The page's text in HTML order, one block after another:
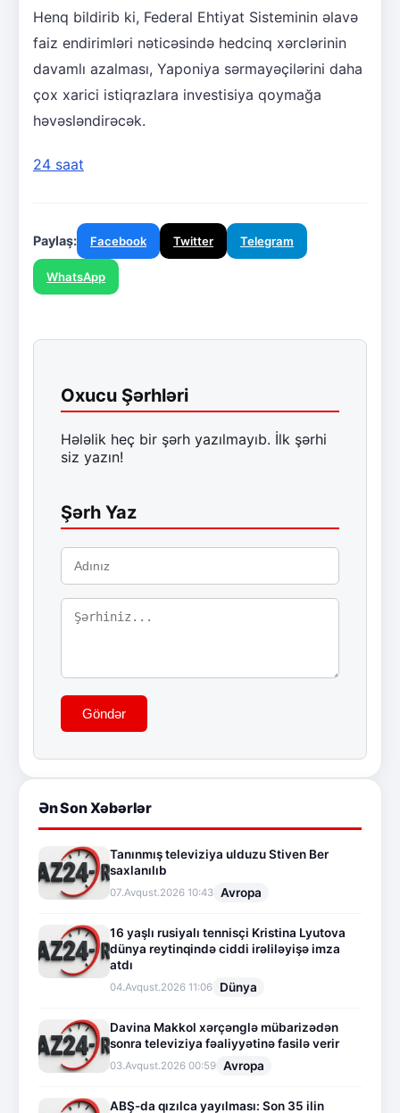
Henq bildirib ki, Federal Ehtiyat Sisteminin əlavə
faiz endirimləri nəticəsində hedcinq xərclərinin
davamlı azalması, Yaponiya sərmayəçilərini daha
çox xarici istiqrazlara investisiya qoymağa
həvəsləndirəcək.
24 saat
Paylaş: Facebook Twitter Telegram
WhatsApp
Oxucu Şərhləri
Hələlik heç bir şərh yazılmayıb. İlk şərhi
siz yazın!
Şərh Yaz
Göndər
Ən Son Xəbərlər
Tanınmış televiziya ulduzu Stiven Ber
saxlanılıb
07.Avqust.2026 10:43 Avropa
16 yaşlı rusiyalı tennisçi Kristina Lyutova
dünya reytinqində ciddi irəliləyişə imza
atdı
04.Avqust.2026 11:06 Dünya
Davina Makkol xərçənglə mübarizədən
sonra televiziya fəaliyyətinə fasilə verir
03.Avqust.2026 00:59 Avropa
ABŞ-da qızılca yayılması: Son 35 ilin